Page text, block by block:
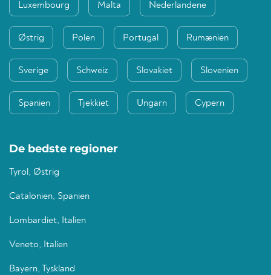
Luxembourg Malta Nederlandene
Østrig Polen Portugal Rumænien
Sverige Schweiz Slovakiet Slovenien
Spanien Tjekkiet Ungarn Cypern
De bedste regioner
Tyrol, Østrig
Catalonien, Spanien
Lombardiet, Italien
Veneto, Italien
Bayern, Tyskland